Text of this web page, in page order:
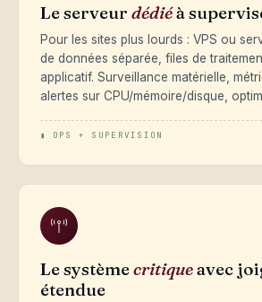
Le serveur dédiéà
Pour les sites plus lourds : VPS ou
de données séparée, files de
applicatif. Surveillance matérielle,
alertes sur CPU/mémoire/disque,
▮ OPS + SUPERVISION
Le système critiqueavec
étendue